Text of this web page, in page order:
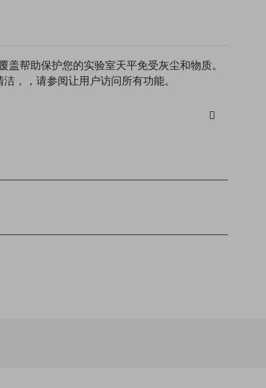
盖帮助保护您的实验室天平免受灰尘和物质。
，，请参阅让用户访问所有功能。